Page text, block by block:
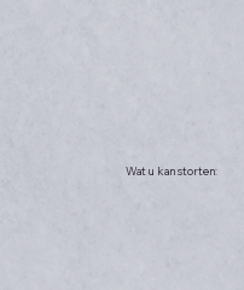
Wat u kan storten: